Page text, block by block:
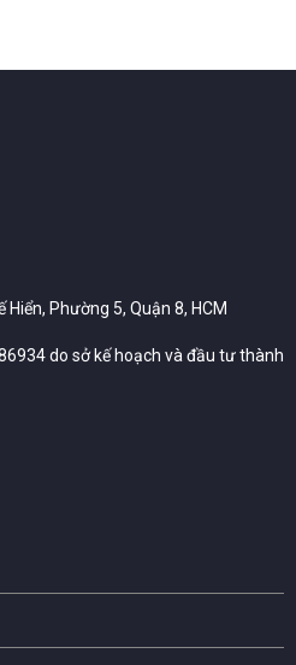
Phường 5, Quận 8, HCM
do sở kế hoạch và đầu tư thành